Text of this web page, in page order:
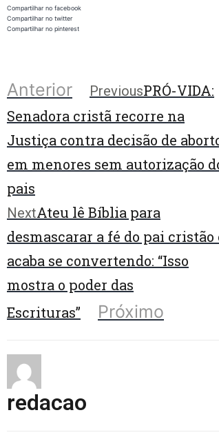
Compartilhar no facebook
Compartilhar no twitter
Compartilhar no pinterest
Anterior PreviousPRÓ-VIDA:
Senadora cristã recorre na
Justiça contra decisão de
em menores sem autorização
pais
NextAteu lê Bíblia para
desmascarar a fé do pai cristão
acaba se convertendo: “Isso
mostra o poder das
Escrituras”
Próximo
redacao